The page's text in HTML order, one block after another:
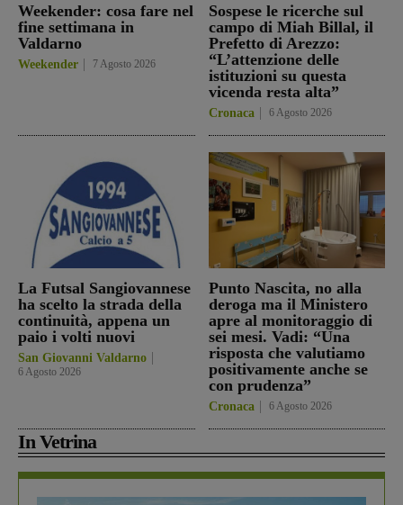
Weekender: cosa fare nel
fine settimana in
Valdarno
Weekender 7 Agosto 2026
Sospese le ricerche sul
campo di Miah Billal, il
Prefetto di Arezzo:
“L’attenzione delle
istituzioni su questa
vicenda resta alta”
Cronaca 6 Agosto 2026
La Futsal Sangiovannese
ha scelto la strada della
continuità, appena un
paio i volti nuovi
San Giovanni Valdarno
6 Agosto 2026
Punto Nascita, no alla
deroga ma il Ministero
apre al monitoraggio di
sei mesi. Vadi: “Una
risposta che valutiamo
positivamente anche se
con prudenza”
Cronaca 6 Agosto 2026
In Vetrina